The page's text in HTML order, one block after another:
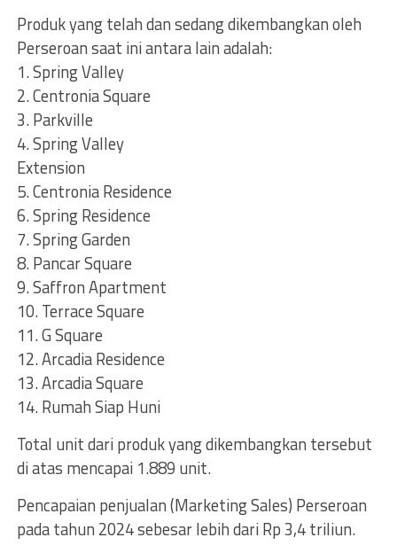
Produk yang telah dan sedang dikembangkan oleh
Perseroan saat ini antara lain adalah:
1. Spring Valley
2. Centronia Square
3. Parkville
4. Spring Valley
Extension
5. Centronia Residence
6. Spring Residence
7. Spring Garden
8. Pancar Square
9. Saffron Apartment
10. Terrace Square
11. G Square
12. Arcadia Residence
13. Arcadia Square
14. Rumah Siap Huni
Total unit dari produk yang dikembangkan tersebut
di atas mencapai 1.889 unit.
Pencapaian penjualan (Marketing Sales) Perseroan
pada tahun 2024 sebesar lebih dari Rp 3,4 triliun.